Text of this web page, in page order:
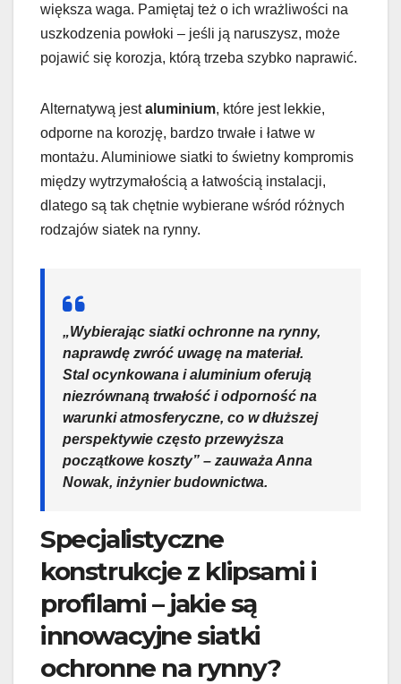
większa waga. Pamiętaj też o ich wrażliwości na
uszkodzenia powłoki – jeśli ją naruszysz, może
pojawić się korozja, którą trzeba szybko naprawić.
Alternatywą jestaluminium, które jest lekkie,
odporne na korozję, bardzo trwałe i łatwe w
montażu. Aluminiowe siatki to świetny kompromis
między wytrzymałością a łatwością instalacji,
dlatego są tak chętnie wybierane wśród różnych
rodzajów siatek na rynny.
„Wybierając siatki ochronne na rynny,
naprawdę zwróć uwagę na materiał.
Stal ocynkowana i aluminium oferują
niezrównaną trwałość i odporność na
warunki atmosferyczne, co w dłuższej
perspektywie często przewyższa
początkowe koszty” – zauważa Anna
Nowak, inżynier budownictwa.
Specjalistyczne
konstrukcje z klipsami i
profilami – jakie są
innowacyjne siatki
ochronne na rynny?